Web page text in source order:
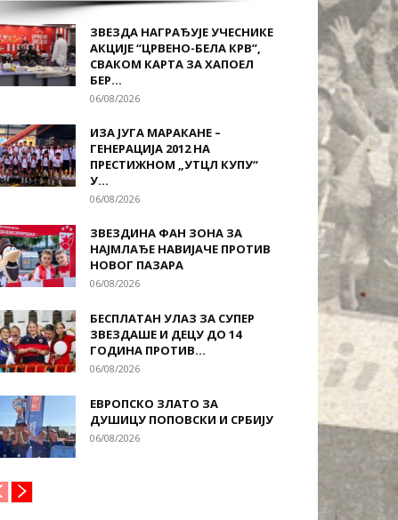
ЗВЕЗДА НАГРАЂУЈЕ УЧЕСНИКЕ
АКЦИЈЕ “ЦРВЕНО-БЕЛА КРВ”,
СВАКОМ КАРТА ЗА ХАПОЕЛ
БЕР...
06/08/2026
ИЗА ЈУГА МАРАКАНЕ –
ГЕНЕРАЦИЈА 2012 НА
ПРЕСТИЖНОМ „УТЦЛ КУПУ“
У...
06/08/2026
ЗВЕЗДИНА ФАН ЗОНА ЗА
НАЈМЛАЂЕ НАВИЈАЧЕ ПРОТИВ
НОВОГ ПАЗАРА
06/08/2026
БЕСПЛАТАН УЛАЗ ЗА СУПЕР
ЗВЕЗДАШЕ И ДЕЦУ ДО 14
ГОДИНА ПРОТИВ...
06/08/2026
ЕВРОПСКО ЗЛАТО ЗА
ДУШИЦУ ПОПОВСКИ И СРБИЈУ
06/08/2026